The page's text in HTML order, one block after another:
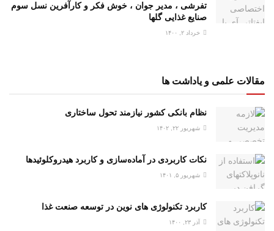
تفرشی ، مدیر جوان ، خوش فکر و کارآفرین نسل سوم
صنایع غذایی گلها
خرداد ۲, ۱۴۰۰
مقالات علمی و یاداشت ها
نظام بانکی کشور نیازمند تحول ساختاری
شهریور ۲۲, ۱۴۰۲
نکات کاربردی در آماده‌سازی و کاربرد هیدروکلوئیدها
شهریور ۵, ۱۴۰۱
کاربرد تکنولوژی های نوین در توسعه صنعت غذا
آذر ۲۳, ۱۴۰۰